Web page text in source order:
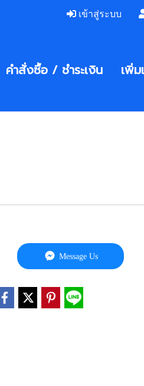
เข้าสู่ระบบ
คำสั่งซื้อ / ชําระเงิน เพิ่ม
Message Us